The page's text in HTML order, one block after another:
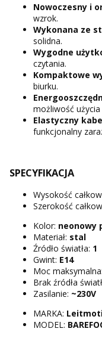
Nowoczesny i
wzrok.
Wykonana ze
solidna.
Wygodne
czytania.
Kompaktowe
biurku.
możliwość
Elastyczny
funkcjonalny
SPECYFIKACJA
Wysokość
Szerokość
Kolor: neonowy
Materiał: stal
Źródło światła: 1
Gwint: E14
Moc maksymalna:
Brak źródła
Zasilanie: ~230V
MARKA:
MODEL: